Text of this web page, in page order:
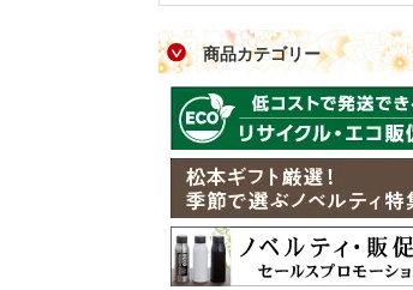
商品カテゴリー